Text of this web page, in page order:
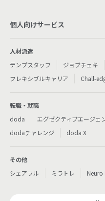
個人向けサービス
人材派遣
テンプスタッフ
ジョブチェキ
フレキシブルキャリア
Chall-
転職・就職
doda
エグゼクティブエージェ
dodaチャレンジ
doda X
その他
シェアフル
ミラトレ Neuro